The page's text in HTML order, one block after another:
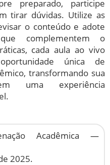
preparado, participe
tirar dúvidas. Utilize as
o conteúdo e adote
complementem o
cada aula ao vivo
única de
transformando sua
uma experiência
Acadêmica —
2025.